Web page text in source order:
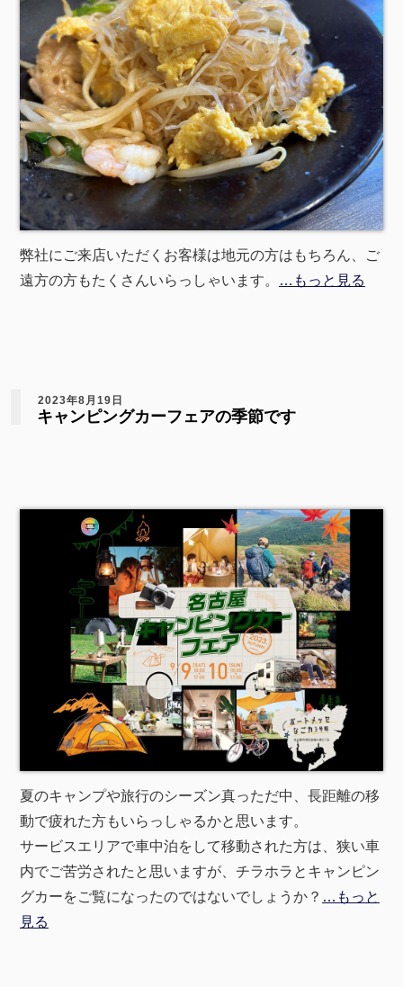
弊社にご来店いただくお客様は地元の方はもちろん、ご
遠方の方もたくさんいらっしゃいます。
…もっと見る
2023年8月19日
キャンピングカーフェアの季節です
夏のキャンプや旅行のシーズン真っただ中、長距離の移
動で疲れた方もいらっしゃるかと思います。
サービスエリアで車中泊をして移動された方は、狭い車
内でご苦労されたと思いますが、チラホラとキャンピン
グカーをご覧になったのではないでしょうか？ …もっと
見る